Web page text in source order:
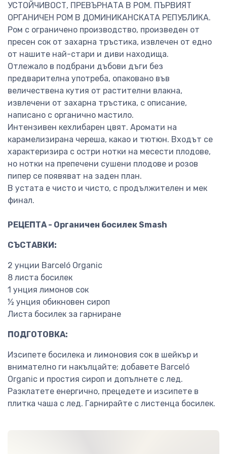
УСТОЙЧИВОСТ, ПРЕВЪРНАТА В РОМ. ПЪРВИЯТ
ОРГАНИЧЕН РОМ В ДОМИНИКАНСКАТА РЕПУБЛИКА.
Ром с ограничено производство, произведен от
пресен сок от захарна тръстика, извлечен от едно
от нашите най-стари и диви находища.
Отлежало в подбрани дъбови дъги без
предварителна употреба, опаковано във
величествена кутия от растителни влакна,
извлечени от захарна тръстика, с описание,
написано с органично мастило.
Интензивен кехлибарен цвят. Аромати на
карамелизирана череша, какао и тютюн. Входът се
характеризира с остри нотки на месести плодове,
но нотки на препечени сушени плодове и розов
пипер се появяват на заден план.
В устата е чисто и чисто, с продължителен и мек
финал.
РЕЦЕПТА - Органичен босилек Smash
СЪСТАВКИ:
2 унции Barceló Organic
8 листа босилек
1 унция лимонов сок
½ унция обикновен сироп
Листа босилек за гарниране
ПОДГОТОВКА:
Изсипете босилека и лимоновия сок в шейкър и
внимателно ги накълцайте; добавете Barceló
Organic и простия сироп и допълнете с лед.
Разклатете енергично, прецедете и изсипете в
плитка чаша с лед. Гарнирайте с листенца босилек.